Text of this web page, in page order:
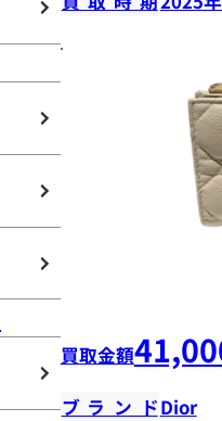
買取金額
ブランドDior